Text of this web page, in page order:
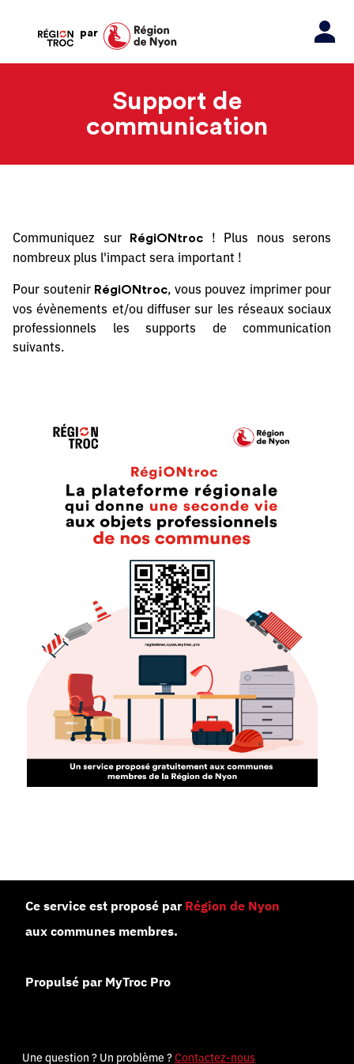
par
Support de
communication
Communiquez sur RégiONtroc
! Plus nous serons
nombreux plus l'impact sera important !
Pour soutenir RégiONtroc, vous pouvez imprimer pour
vos évènements et/ou diffuser sur les réseaux sociaux
professionnels les supports de communication
suivants.
Ce service est proposé par Région de Nyon
aux communes membres.
Propulsé par MyTroc Pro
Une question ? Un problème ?Contactez-nous